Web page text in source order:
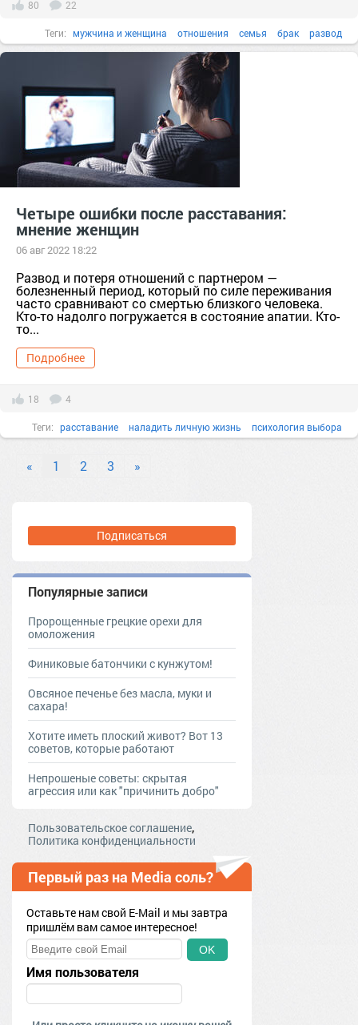
80 22
Теги: мужчина и женщина отношения семья брак развод
расставание психология
Четыре ошибки после расставания:
мнение женщин
06 авг 2022 18:22
Развод и потеря отношений с партнером —
болезненный период, который по силе переживания
часто сравнивают со смертью близкого человека.
Кто-то надолго погружается в состояние апатии. Кто-
то...
Подробнее
18 4
Теги: расставание наладить личную жизнь психология выбора
« 1 2 3 »
Подписаться
Популярные записи
Пророщенные грецкие орехи для
омоложения
Финиковые батончики с кунжутом!
Овсяное печенье без масла, муки и
сахара!
Хотите иметь плоский живот? Вот 13
советов, которые работают
Непрошеные советы: скрытая
агрессия или как "причинить добро"
Пользовательское соглашение,
Политика конфиденциальности
Первый раз на Media соль?
Оставьте нам свой E-Mail и мы завтра
пришлём вам самое интересное!
OK
Имя пользователя